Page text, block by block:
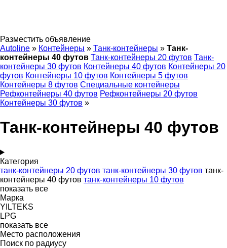
Разместить объявление
Autoline » Контейнеры » Танк-контейнеры » Танк-
контейнеры 40 футов Танк-контейнеры 20 футов Танк-
контейнеры 30 футов Контейнеры 40 футов Контейнеры 20
футов Контейнеры 10 футов Контейнеры 5 футов
Контейнеры 8 футов Специальные контейнеры
Рефконтейнеры 40 футов Рефконтейнеры 20 футов
Контейнеры 30 футов »
Танк-контейнеры 40 футов
Категория
танк-контейнеры 20 футов танк-контейнеры 30 футов танк-
контейнеры 40 футов танк-контейнеры 10 футов
показать все
Марка
YILTEKS
LPG
показать все
Место расположения
Поиск по радиусу